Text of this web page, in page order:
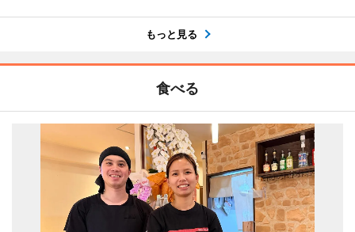
もっと見る
食べる